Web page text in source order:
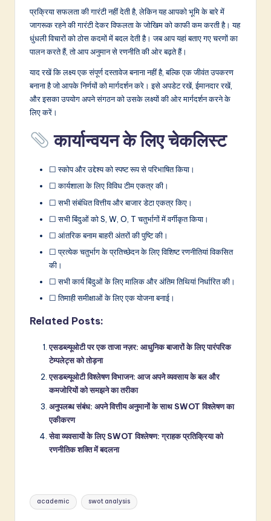
प्रक्रिया सफलता की गारंटी नहीं देती है, लेकिन यह आपको भूमि के बारे में
जागरूक रहने की गारंटी देकर विफलता के जोखिम को काफी कम करती है। यह
धुंधली विचारों को ठोस कदमों में बदल देती है। जब आप यहां बताए गए चरणों का
पालन करते हैं, तो आप अनुमान से रणनीति की ओर बढ़ते हैं।
याद रखें कि लक्ष्य एक संपूर्ण दस्तावेज बनाना नहीं है, बल्कि एक जीवंत उपकरण
बनाना है जो आपके निर्णयों को मार्गदर्शन करे। इसे अपडेट रखें, ईमानदार रखें,
और इसका उपयोग अपने संगठन को उसके लक्ष्यों की ओर मार्गदर्शन करने के
लिए करें।
कार्यान्वयन के लिए चेकलिस्ट
☐ स्कोप और उद्देश्य को स्पष्ट रूप से परिभाषित किया।
☐ कार्यशाला के लिए विविध टीम एकत्र की।
☐ सभी संबंधित वित्तीय और बाजार डेटा एकत्र किए।
☐ सभी बिंदुओं को S, W, O, T चतुर्भागों में वर्गीकृत किया।
☐ आंतरिक बनाम बाहरी अंतरों की पुष्टि की।
☐ प्रत्येक चतुर्भाग के प्रतिच्छेदन के लिए विशिष्ट रणनीतियां विकसित
की।
☐ सभी कार्य बिंदुओं के लिए मालिक और अंतिम तिथियां निर्धारित की।
☐ तिमाही समीक्षाओं के लिए एक योजना बनाई।
Related Posts:
एसडब्ल्यूओटी पर एक ताजा नज़र: आधुनिक बाजारों के लिए पारंपरिक
टेम्पलेट्स को तोड़ना
एसडब्ल्यूओटी विश्लेषण विभाजन: आज अपने व्यवसाय के बल और
कमजोरियों को समझने का तरीका
अनुपलब्ध संबंध: अपने वित्तीय अनुमानों के साथ SWOT विश्लेषण का
एकीकरण
सेवा व्यवसायों के लिए SWOT विश्लेषण: ग्राहक प्रतिक्रिया को
रणनीतिक शक्ति में बदलना
Tags:
academic swot analysis